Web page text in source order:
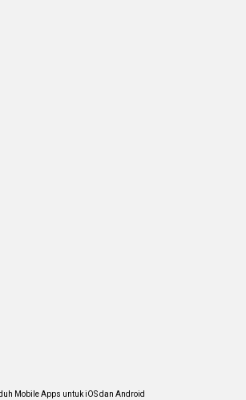
Mobile Apps untuk iOS dan Android